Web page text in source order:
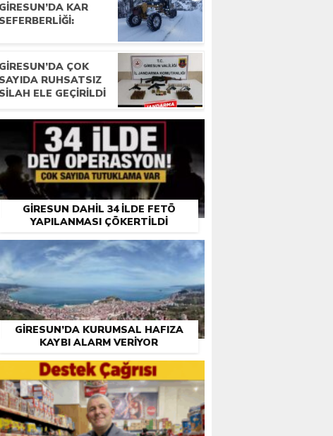
GIRESUN’DA KAR
SEFERBERLIĞI:
GIRESUN’DA ÇOK
SAYIDA RUHSATSIZ
SILAH ELE GEÇIRILDI
GIRESUN DAHIL 34 ILDE FETÖ
YAPILANMASI ÇÖKERTILDI
GIRESUN’DA KURUMSAL HAFIZA
KAYBI ALARM VERIYOR